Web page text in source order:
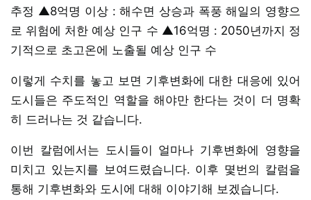
추정 ▲8억명 이상 : 해수면 상승과 폭풍 해일의 영향으
로 위험에 처한 예상 인구 수 ▲16억명 : 2050년까지 정
기적으로 초고온에 노출될 예상 인구 수
이렇게 수치를 놓고 보면 기후변화에 대한 대응에 있어
도시들은 주도적인 역할을 해야만 한다는 것이 더 명확
히 드러나는 것 같습니다.
이번 칼럼에서는 도시들이 얼마나 기후변화에 영향을
미치고 있는지를 보여드렸습니다. 이후 몇번의 칼럼을
통해 기후변화와 도시에 대해 이야기해 보겠습니다.